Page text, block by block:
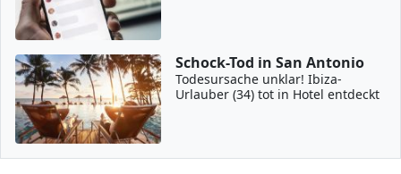
Schock-Tod in San Antonio
Todesursache unklar! Ibiza-
Urlauber (34) tot in Hotel entdeckt